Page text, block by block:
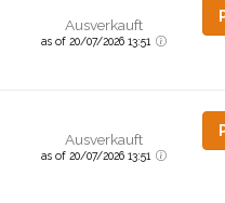
Ausverkauft
as of 20/07/2026 13:51
Ausverkauft
as of 20/07/2026 13:51